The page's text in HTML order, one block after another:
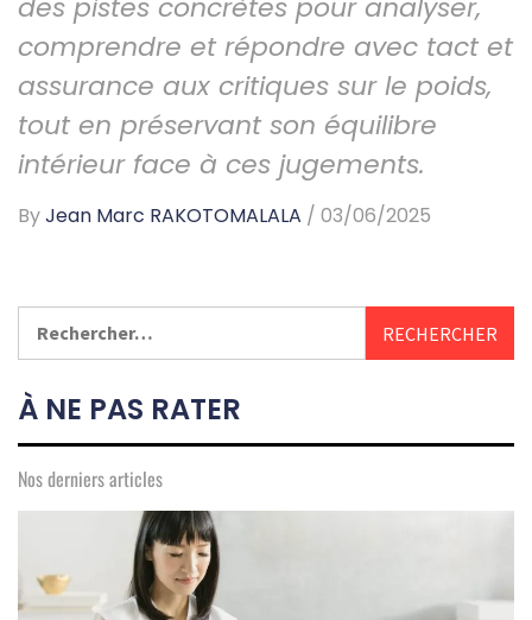
des pistes concrètes pour analyser,
comprendre et répondre avec tact et
assurance aux critiques sur le poids,
tout en préservant son équilibre
intérieur face à ces jugements.
ByJean Marc RAKOTOMALALA / 03/06/2025
À NE PAS RATER
Nos derniers articles